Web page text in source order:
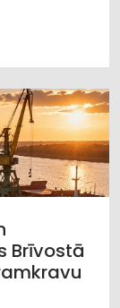
Brīvostā